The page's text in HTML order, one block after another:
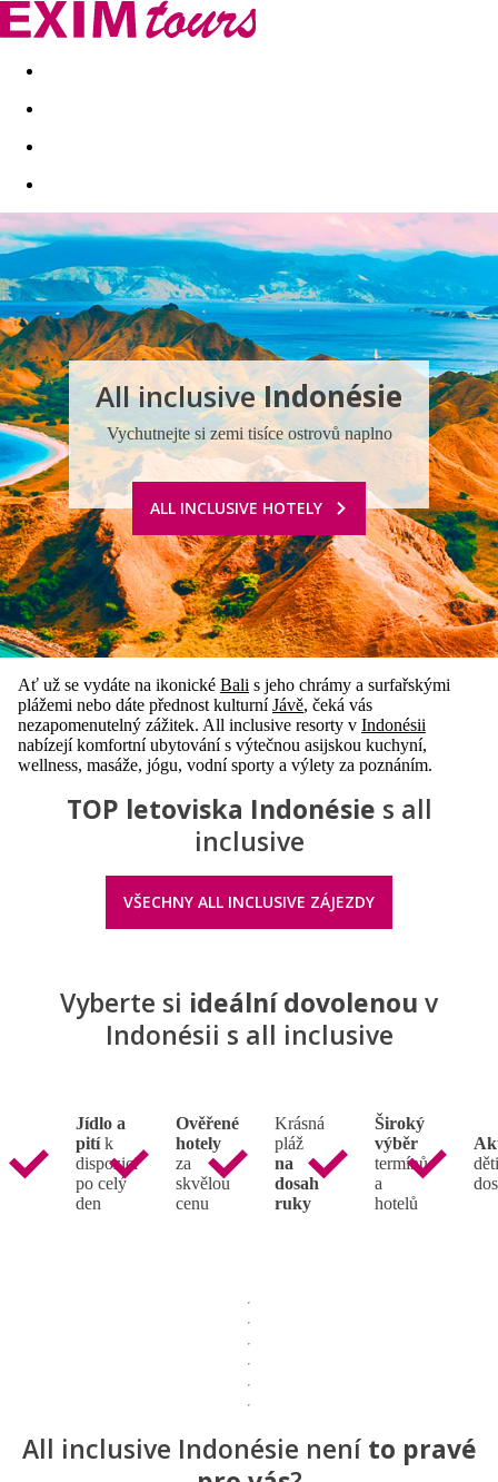
Akční nabídky Last minute
All inclusiveIndonésie
Vychutnejte si zemi tisíce ostrovů naplno
ALL INCLUSIVE HOTELY
Ať už se vydáte na ikonické Bali s jeho chrámy a surfařskými
plážemi nebo dáte přednost kulturníJávě, čeká vás
nezapomenutelný zážitek. All inclusive resorty v Indonésii
nabízejí komfortní ubytování s výtečnou asijskou kuchyní,
wellness, masáže, jógu, vodní sporty a výlety za poznáním.
TOP letoviska Indonésie s all
inclusive
VŠECHNY ALL INCLUSIVE ZÁJEZDY
Vyberte si ideální dovolenou v
Indonésii s all inclusive
Jídlo a
pitík
dispozici
po celý
den
Ověřené
hotely
za
skvělou
cenu
Krásná
pláž
na
dosah
ruky
Široký
výběr
termínů
a
hotelů
All inclusive Indonésie není to pravé